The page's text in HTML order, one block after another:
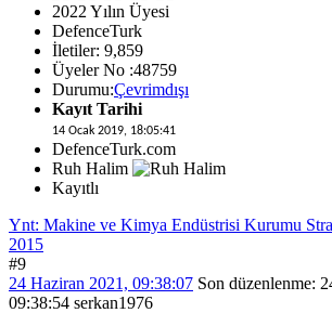
2022 Yılın Üyesi
DefenceTurk
İletiler: 9,859
Üyeler No :48759
Durumu:Çevrimdışı
Kayıt Tarihi
14 Ocak 2019, 18:05:41
DefenceTurk.com
Ruh Halim
Kayıtlı
Ynt: Makine ve Kimya Endüstrisi Kurumu
2015
#9
24 Haziran 2021, 09:38:07 Son düzenlenme:
09:38:54 serkan1976